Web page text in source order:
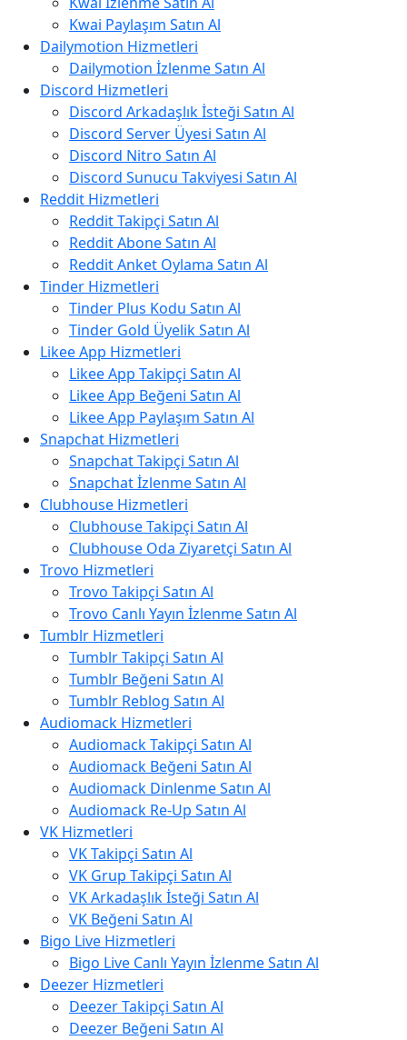
Kwai Paylaşım Satın Al
Dailymotion Hizmetleri
Dailymotion İzlenme Satın Al
Discord Hizmetleri
Discord Arkadaşlık İsteği Satın Al
Discord Server Üyesi Satın Al
Discord Nitro Satın Al
Discord Sunucu Takviyesi Satın Al
Reddit Hizmetleri
Reddit Takipçi Satın Al
Reddit Abone Satın Al
Reddit Anket Oylama Satın Al
Tinder Hizmetleri
Tinder Plus Kodu Satın Al
Tinder Gold Üyelik Satın Al
Likee App Hizmetleri
Likee App Takipçi Satın Al
Likee App Beğeni Satın Al
Likee App Paylaşım Satın Al
Snapchat Hizmetleri
Snapchat Takipçi Satın Al
Snapchat İzlenme Satın Al
Clubhouse Hizmetleri
Clubhouse Takipçi Satın Al
Clubhouse Oda Ziyaretçi Satın Al
Trovo Hizmetleri
Trovo Takipçi Satın Al
Trovo Canlı Yayın İzlenme Satın Al
Tumblr Hizmetleri
Tumblr Takipçi Satın Al
Tumblr Beğeni Satın Al
Tumblr Reblog Satın Al
Audiomack Hizmetleri
Audiomack Takipçi Satın Al
Audiomack Beğeni Satın Al
Audiomack Dinlenme Satın Al
Audiomack Re-Up Satın Al
VK Hizmetleri
VK Takipçi Satın Al
VK Grup Takipçi Satın Al
VK Arkadaşlık İsteği Satın Al
VK Beğeni Satın Al
Bigo Live Hizmetleri
Bigo Live Canlı Yayın İzlenme Satın Al
Deezer Hizmetleri
Deezer Takipçi Satın Al
Deezer Beğeni Satın Al